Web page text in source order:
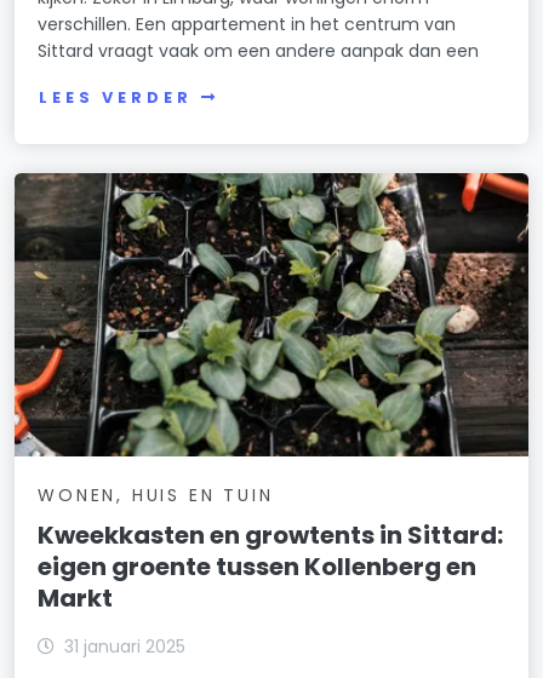
verschillen. Een appartement in het centrum van
Sittard vraagt vaak om een andere aanpak dan een
LEES VERDER
WONEN, HUIS EN TUIN
Kweekkasten en growtents in Sittard:
eigen groente tussen Kollenberg en
Markt
31 januari 2025